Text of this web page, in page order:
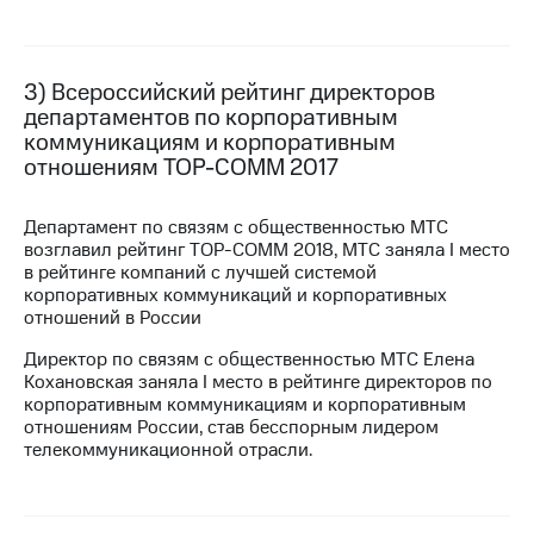
3) Всероссийский рейтинг директоров
департаментов по корпоративным
коммуникациям и корпоративным
отношениямTOP-COMM 2017
Департамент по связям с общественностью МТС
возглавил рейтингTOP-COMM 2018, МТС заняла I место
в рейтинге компаний с лучшей системой
корпоративных коммуникаций и корпоративных
отношений в России
Директор по связям с общественностью МТС Елена
Кохановская заняла I место в рейтинге директоров по
корпоративным коммуникациям и корпоративным
отношениям России, став бесспорным лидером
телекоммуникационной отрасли.